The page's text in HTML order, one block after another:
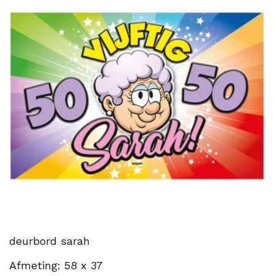
deurbord sarah
Afmeting: 58 x 37